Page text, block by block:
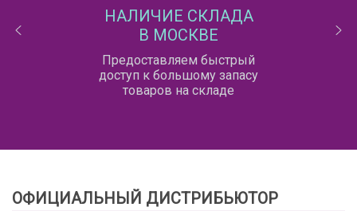
НАЛИЧИЕ СКЛАДА
В МОСКВЕ
Предоставляем быстрый
доступ к большому запасу
товаров на складе
ОФИЦИАЛЬНЫЙ ДИСТРИБЬЮТОР